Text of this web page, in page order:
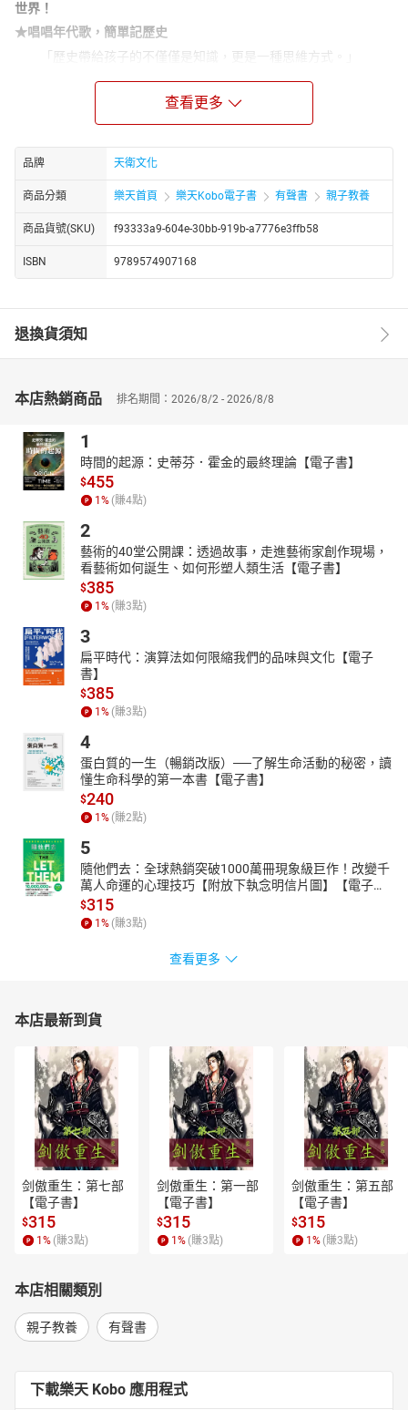
世界！
★唱唱年代歌，簡單記歷史
「歷史帶給孩子的不僅僅是知識，更是一種思維方式。」
《說給兒童的中國歷史》套書共10冊，選出自史前神話到近代，影
響中國歷史的傑出人物及事件，淺白精鍊的文字，讓孩子在學齡前
就開始建立初步的歷史概念。書後特別企畫「互動學習指南」，激
新的能力，在遊戲中輕鬆學歷史！
歷史上說，周平王遷都洛陽之後的周朝叫東周，
東周的前半段時期叫春秋，後半段時期叫戰國。
「管鮑之交」指交情頗深的好友，管和鮑是誰？
至聖先師孔子桃李滿天下，伍子胥為家族復仇；
藺相如盡顯才智，廉頗將軍負荊請罪，將相和；
李冰父子建造都江堰，孟嘗君雞鳴狗盜門客多。
我們說到春秋戰國時代，這時周王朝開始衰弱，各個諸侯國之
選擇周遊列國傳道授業。節選歷史上重要的人物故事，了解諸侯王
【本書關鍵字】
春秋戰國、將相和、雞鳴狗盜、有聲書、歷史故事、中國、歷史、
歷史人物、判斷力、思考力
【本書資料】
有聲書
適讀年齡：4～6歲親子共讀；7歲以上自己聆聽
【本書特色】
1****親子討論促進思考
每一篇故事後，皆附【從古看今】賞析，引導孩子共讀與討
論；藉由閱讀過去，思考現在與未來。
2****語文知識大觀園
除了中國歷史年代歌，故事字裡行間更有大量成語、俗諺、歇
後語和節日習俗等，讓語文知識不知不覺內化進孩子的腦中。
3****小故事，大道理
書中所選的歷史人物遍及各個層面，有帝王、英雄將相、藝術
家、發明家、教育家……使孩子接觸到多元的價值觀，思考環境保
護、忠心、誠信等議題。
特別邀請悅讀學堂執行長葛琦霞老師指導，帶領10位閱讀推廣
名師共同企畫，設計每冊故事的互動學習指南，利用連連看、走迷
宮、心智圖、思考帽、故事梯、5W1H提問等創意遊戲促進孩子思
考，培養發現、歸納、與解決問題的能力。
年成立天衛文化圖書股份有限公司，專門出版少年兒童圖書，現任
在臺灣眾多少兒讀物中，獨樹一幟，力求培養中文兒童讀物寫作、
編輯人才，為文化生態奠定必要基礎。自一九八七年，中國海峽兩
岸開放交流以後，致力於兒童文學領域的對話與切磋。一九九○年曾
率臺灣兒童文學界訪問團赴北京、天津進行座談。一九九七年上榜
美國Who’s Who in the World名人錄。他發起並推廣「中、小學班級
讀書會」活動，以及「繪本閱讀與欣賞」觀念之普及運動，並參與
講評及討論。作品有《寫給兒童的中國歷史》(榮獲文化部優良讀物
推介、2015年中國大陸文津獎童書獎第一名)、《寫給兒童的世界歷
史》(榮獲文化部金鼎獎最佳兒童讀物)等。譯作有《群眾與權力》、
《國家的神話》、《世界電影史》、《羅素》、《科學的進步與問
臺灣大學圖書館學系畢業，曾任聯合報編輯，並榮獲中國文藝
協會翻譯獎。現任天衛文化及小魯文化執行長，編輯作品多獲肯
定。近年來專注於為小朋友精挑細選世界一流繪本。
小魯文化資深顧問。喜歡為兒童編輯好書。平日最愛看書、畫
查看更多
品牌 天衛文化
商品分類 樂天首頁 樂天Kobo電子書 有聲書 親子教養
商品貨號(SKU) f93333a9-604e-30bb-919b-a7776e3ffb58
ISBN 9789574907168
退換貨須知
本店熱銷商品 排名期間：2026/8/2 - 2026/8/8
1
時間的起源：史蒂芬．霍金的最終理論【電子書】
$455
1 % (賺4點)
2
藝術的40堂公開課：透過故事，走進藝術家創作現場，
看藝術如何誕生、如何形塑人類生活【電子書】
$385
1 % (賺3點)
3
扁平時代：演算法如何限縮我們的品味與文化【電子
書】
$385
1 % (賺3點)
4
蛋白質的一生（暢銷改版）──了解生命活動的秘密，讀
懂生命科學的第一本書【電子書】
$240
1 % (賺2點)
5
隨他們去：全球熱銷突破1000萬冊現象級巨作！改變千
萬人命運的心理技巧【附放下執念明信片圖】【電子
書】
$315
1 % (賺3點)
查看更多
本店最新到貨
剑傲重生：第七部
【電子書】
$315
1 % (賺3點)
剑傲重生：第一部
【電子書】
$315
1 % (賺3點)
剑傲重生：第五部
【電子書】
$315
1 % (賺3點)
本店相關類別
親子教養 有聲書
下載樂天 Kobo 應用程式